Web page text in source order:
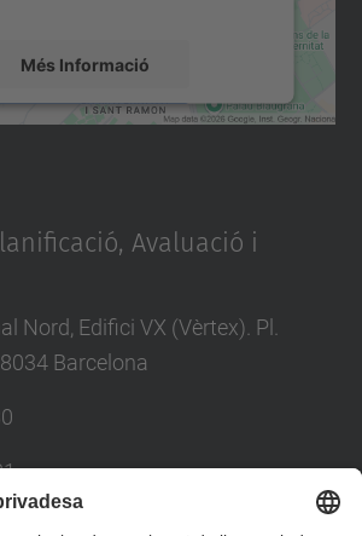
Més Informació
Accepta
by
Avaluació i
Nord, Edifici VX (Vèrtex). Pl.
Barcelona